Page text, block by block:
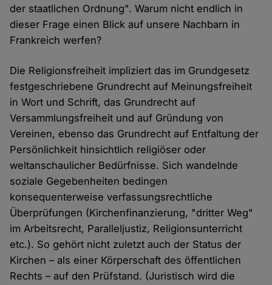
der staatlichen Ordnung". Warum nicht endlich in
dieser Frage einen Blick auf unsere Nachbarn in
Frankreich werfen?
Die Religionsfreiheit impliziert das im Grundgesetz
festgeschriebene Grundrecht auf Meinungsfreiheit
in Wort und Schrift, das Grundrecht auf
Versammlungsfreiheit und auf Gründung von
Vereinen, ebenso das Grundrecht auf Entfaltung der
Persönlichkeit hinsichtlich religiöser oder
weltanschaulicher Bedürfnisse. Sich wandelnde
soziale Gegebenheiten bedingen
konsequenterweise verfassungsrechtliche
Überprüfungen (Kirchenfinanzierung, "dritter Weg"
im Arbeitsrecht, Paralleljustiz, Religionsunterricht
etc.). So gehört nicht zuletzt auch der Status der
Kirchen – als einer Körperschaft des öffentlichen
Rechts – auf den Prüfstand. (Juristisch wird die